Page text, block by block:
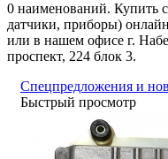
0 наименований. Купить
датчики, приборы)
или в нашем офисе г.
проспект, 224 блок 3.
Спецпредложения и
Быстрый просмотр